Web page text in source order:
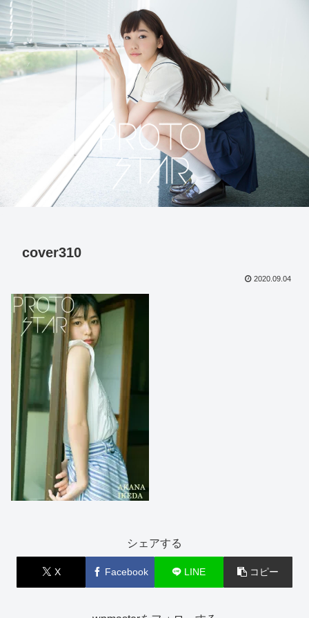
cover310
2020.09.04
シェアする
X Facebook LINE コピー